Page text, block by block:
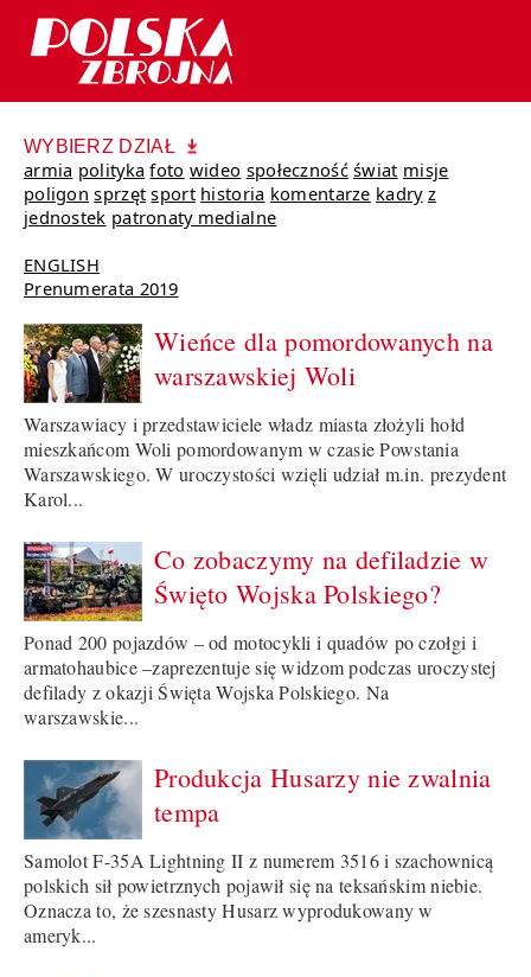
WYBIERZ DZIAŁ
armia polityka foto wideo społeczność świat misje
poligon sprzęt sport historia komentarze kadry z
jednostek patronaty medialne
ENGLISH
Prenumerata 2019
Wieńce dla pomordowanych na
warszawskiej Woli
Warszawiacy i przedstawiciele władz miasta złożyli hołd
mieszkańcom Woli pomordowanym w czasie Powstania
Warszawskiego. W uroczystości wzięli udział m.in. prezydent
Karol...
Co zobaczymy na defiladzie w
Święto Wojska Polskiego?
Ponad 200 pojazdów – od motocykli i quadów po czołgi i
armatohaubice –zaprezentuje się widzom podczas uroczystej
defilady z okazji Święta Wojska Polskiego. Na
warszawskie...
Produkcja Husarzy nie zwalnia
tempa
Samolot F-35A Lightning II z numerem 3516 i szachownicą
polskich sił powietrznych pojawił się na teksańskim niebie.
Oznacza to, że szesnasty Husarz wyprodukowany w
ameryk...